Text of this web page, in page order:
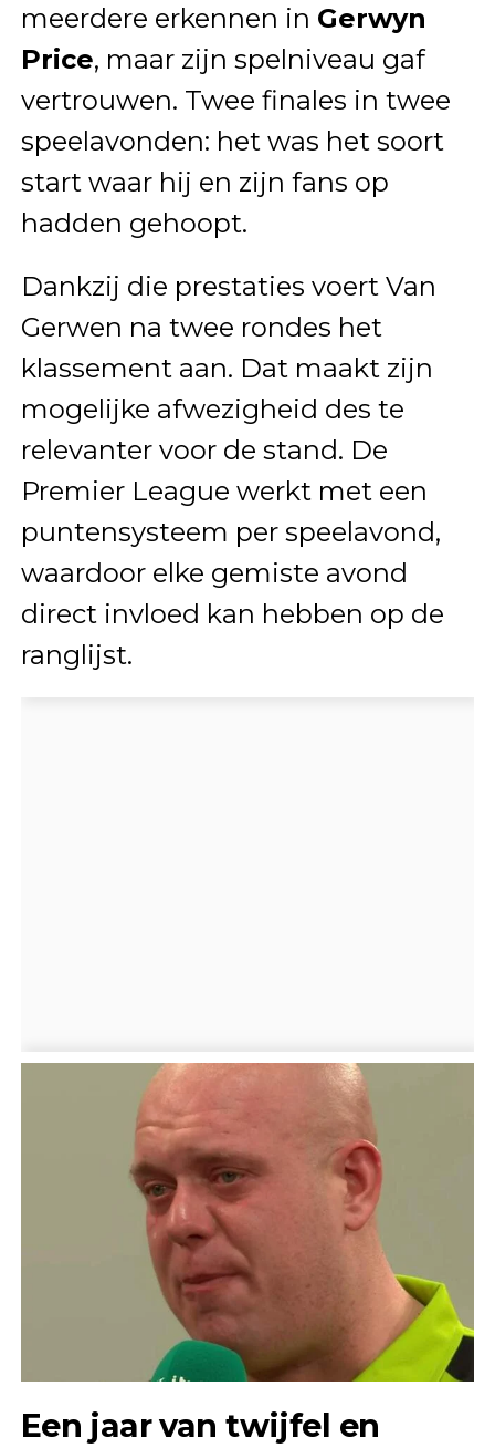
meerdere erkennen in Gerwyn
Price, maar zijn spelniveau gaf
vertrouwen. Twee finales in twee
speelavonden: het was het soort
start waar hij en zijn fans op
hadden gehoopt.
Dankzij die prestaties voert Van
Gerwen na twee rondes het
klassement aan. Dat maakt zijn
mogelijke afwezigheid des te
relevanter voor de stand. De
Premier League werkt met een
puntensysteem per speelavond,
waardoor elke gemiste avond
direct invloed kan hebben op de
ranglijst.
Een jaar van twijfel en